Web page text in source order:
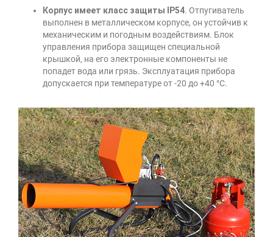
Корпус имеет класс защиты IP54. Отпугиватель
выполнен в металлическом корпусе, он устойчив к
механическим и погодным воздействиям. Блок
управления прибора защищен специальной
крышкой, на его электронные компоненты не
попадет вода или грязь. Эксплуатация прибора
допускается при температуре от -20 до +40 °C.